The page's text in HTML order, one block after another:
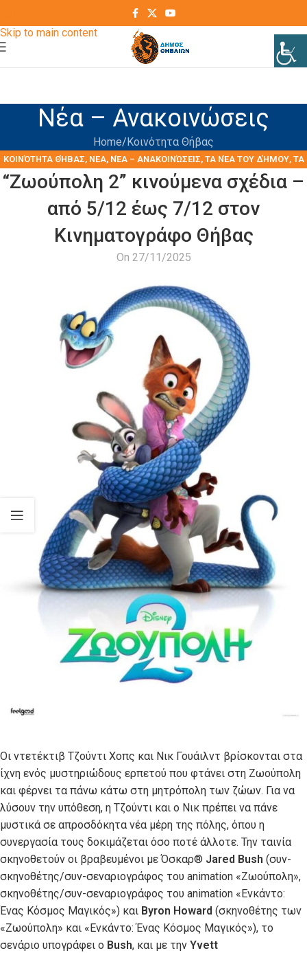
Skip to main content
Νέα – Ανακοινώσεις
Home Kοινότητα Θήβας
KΟΙΝΌΤΗΤΑ ΘΉΒΑΣ, ΝΕΑ, ΝΈΑ – ΑΝΑΚΟΙΝΏΣΕΙΣ, ΤΑ ΝΈΑ ΤΟΥ ΔΉΜΟΥ, ΤΑ
ΝΈΑ ΤΩΝ ΣΥΛΛΌΓΩΝ
“Ζωούπολη 2” κινούμενα σχέδια –
από 5/12 έως 7/12 στον
Κινηματογράφο Θήβας
On 27/11/2025
Οι ντετέκτιβ Τζούντι Χοπς και Νικ Γουάιλντ βρίσκονται στα
ίχνη ενός μυστηριώδους ερπετού που φτάνει στη Ζωούπολη
και φέρνει τα πάνω κάτω στη μητρόπολη των ζώων. Για να
λύσουν την υπόθεση, η Τζούντι και ο Νικ πρέπει να πάνε
μυστικά σε απροσδόκητα νέα μέρη της πόλης, όπου η
συνεργασία τους δοκιμάζεται όσο ποτέ άλλοτε. Την ταινία
σκηνοθετούν οι βραβευμένοι με Όσκαρ® Jared Bush (συν-
σκηνοθέτης/συν-σεναριογράφος του animation «Ζωούπολη»,
σκηνοθέτης/συν-σεναριογράφος του animation «Ενκάντο:
Ένας Κόσμος Μαγικός») και Byron Howard (σκηνοθέτης των
«Ζωούπολη» και «Ενκάντο: Ένας Κόσμος Μαγικός»), το
σενάριο υπογράφει ο Bush, και με την Yvett